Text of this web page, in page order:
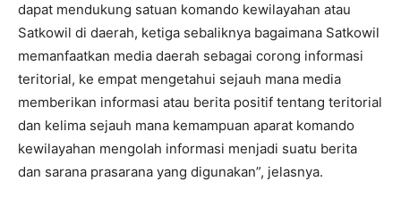
dapat mendukung satuan komando kewilayahan atau
Satkowil di daerah, ketiga sebaliknya bagaimana Satkowil
memanfaatkan media daerah sebagai corong informasi
teritorial, ke empat mengetahui sejauh mana media
memberikan informasi atau berita positif tentang teritorial
dan kelima sejauh mana kemampuan aparat komando
kewilayahan mengolah informasi menjadi suatu berita
dan sarana prasarana yang digunakan”, jelasnya.